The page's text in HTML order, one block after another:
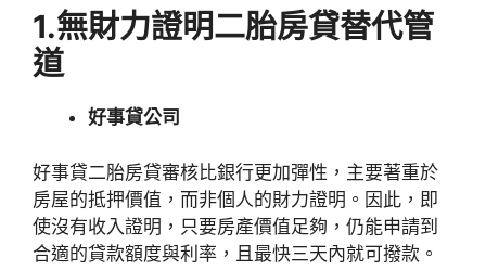
1.無財力證明二胎房貸替代管
道
好事貸公司
好事貸二胎房貸審核比銀行更加彈性，主要著重於
房屋的抵押價值，而非個人的財力證明。因此，即
使沒有收入證明，只要房產價值足夠，仍能申請到
合適的貸款額度與利率，且最快三天內就可撥款。